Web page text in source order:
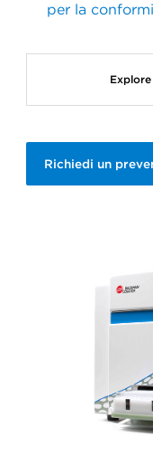
per la
Richiedi un